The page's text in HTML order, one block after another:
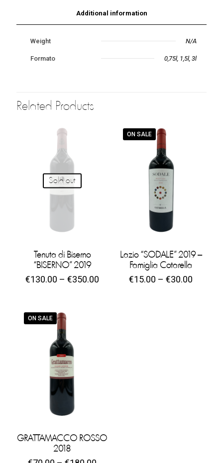
Additional information
Weight N/A
Formato 0,75l, 1,5l, 3l
Related Products
Sold out
Tenuta di Biserno
“BISERNO” 2019
€130.00 – €350.00
ON SALE
Lazio “SODALE” 2019 –
Famiglia Cotarella
€15.00 –€30.00
ON SALE
GRATTAMACCO ROSSO
2018